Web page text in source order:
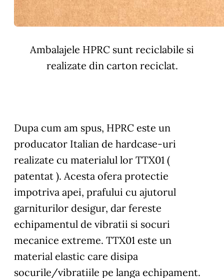
Ambalajele HPRC sunt reciclabile si
realizate din carton reciclat.
Dupa cum am spus, HPRC este un
producator Italian de hardcase-uri
realizate cu materialul lor TTX01 (
patentat ). Acesta ofera protectie
impotriva apei, prafului cu ajutorul
garniturilor desigur, dar fereste
echipamentul de vibratii si socuri
mecanice extreme. TTX01 este un
material elastic care disipa
socurile/vibratiile pe langa echipament.